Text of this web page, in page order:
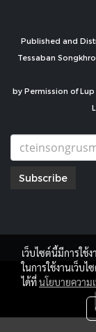
Published and
Tessaban
by Permission of
Subscribe
เว็บไซต์นี้มีการใ
ในการใช้งานเว็บ
ได้ที่นโยบายความ